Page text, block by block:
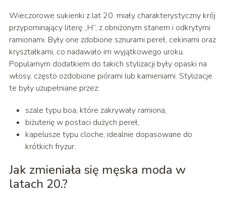
Wieczorowe sukienki z lat 20. miały charakterystyczny krój
przypominający literę „H”, z obniżonym stanem i odkrytymi
ramionami. Były one zdobione sznurami pereł, cekinami oraz
kryształkami, co nadawało im wyjątkowego uroku.
Popularnym dodatkiem do takich stylizacji były opaski na
włosy, często ozdobione piórami lub kamieniami. Stylizacje
te były uzupełniane przez:
szale typu boa, które zakrywały ramiona,
biżuterię w postaci dużych pereł,
kapelusze typu cloche, idealnie dopasowane do
krótkich fryzur.
Jak zmieniała się męska moda w
latach 20.?